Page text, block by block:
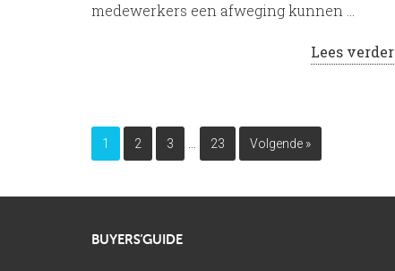
medewerkers een afweging kunnen …
Lees verder
1 2 3 23 Volgende »
BUYERS’GUIDE